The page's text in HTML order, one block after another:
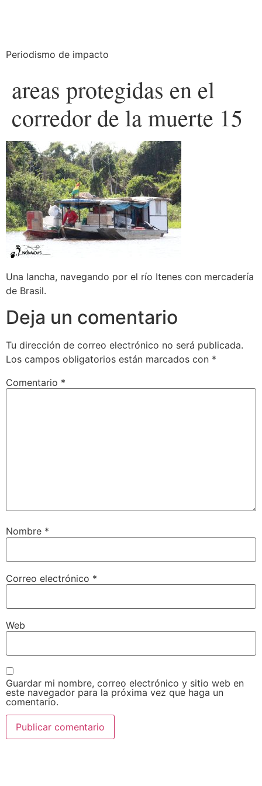
Periodismo de impacto
areas protegidas en el
corredor de la muerte 15
Una lancha, navegando por el río Itenes con mercadería
de Brasil.
Deja un comentario
Tu dirección de correo electrónico no será publicada.
Los campos obligatorios están marcados con *
Comentario *
Nombre *
Correo electrónico *
Web
Guardar mi nombre, correo electrónico y sitio web en
este navegador para la próxima vez que haga un
comentario.